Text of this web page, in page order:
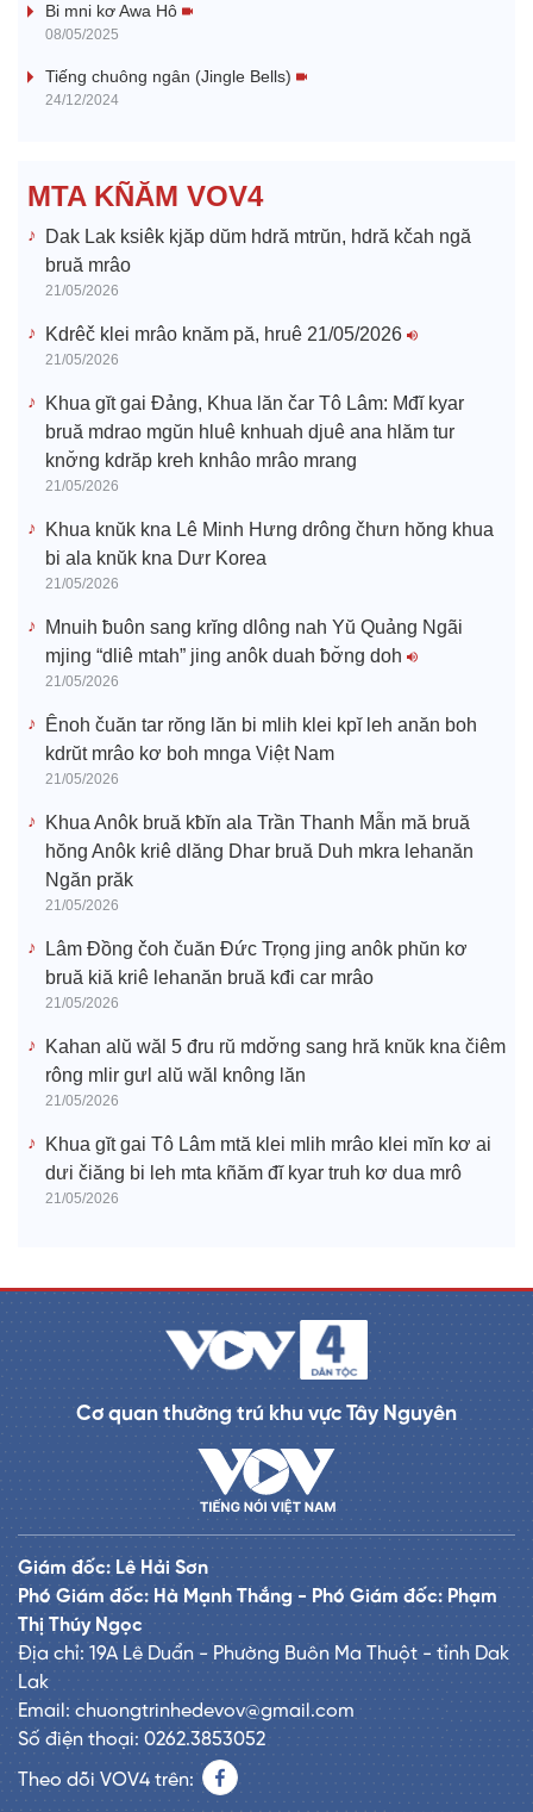
i
o
Bi mni kơ Awa Hô
08/05/2025
Tiếng chuông ngân (Jingle Bells)
24/12/2024
MTA KÑĂM VOV4
Dak Lak ksiêk kjăp dŭm hdră mtrŭn, hdră kčah ngă
bruă mrâo
21/05/2026
Kdrêč klei mrâo knăm pă, hruê 21/05/2026
21/05/2026
Khua gĭt gai Đảng, Khua lăn čar Tô Lâm: Mđĭ kyar
bruă mdrao mgŭn hluê knhuah djuê ana hlăm tur
knơ̆ng kdrăp kreh knhâo mrâo mrang
21/05/2026
Khua knŭk kna Lê Minh Hưng drông čhưn hŏng khua
bi ala knŭk kna Dưr Korea
21/05/2026
Mnuih ƀuôn sang krĭng dlông nah Yŭ Quảng Ngãi
mjing “dliê mtah” jing anôk duah ƀơ̆ng doh
21/05/2026
Ênoh čuăn tar rŏng lăn bi mlih klei kpĭ leh anăn boh
kdrŭt mrâo kơ boh mnga Việt Nam
21/05/2026
Khua Anôk bruă kƀĭn ala Trần Thanh Mẫn mă bruă
hŏng Anôk kriê dlăng Dhar bruă Duh mkra lehanăn
Ngăn prăk
21/05/2026
Lâm Đồng čoh čuăn Đức Trọng jing anôk phŭn kơ
bruă kiă kriê lehanăn bruă kđi car mrâo
21/05/2026
Kahan alŭ wăl 5 đru rŭ mdơ̆ng sang hră knŭk kna čiêm
rông mlir gưl alŭ wăl knông lăn
21/05/2026
Khua gĭt gai Tô Lâm mtă klei mlih mrâo klei mĭn kơ ai
dưi čiăng bi leh mta kñăm đĭ kyar truh kơ dua mrô
21/05/2026
Cơ quan thường trú khu vực Tây Nguyên
Giám đốc: Lê Hải Sơn
Phó Giám đốc: Hà Mạnh Thắng - Phó Giám đốc: Phạm
Thị Thúy Ngọc
Địa chỉ: 19A Lê Duẩn - Phường Buôn Ma Thuột - tỉnh Dak
Lak
Email: chuongtrinhedevov@gmail.com
Số điện thoại: 0262.3853052
Theo dõi VOV4 trên: